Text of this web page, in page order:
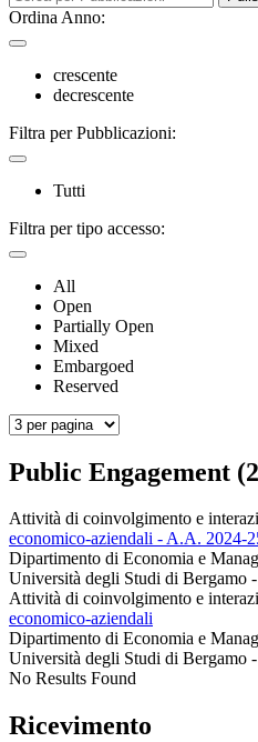
Ordina Anno:
crescente
decrescente
Filtra per Pubblicazioni:
Tutti
Filtra per tipo accesso:
All
Open
Partially Open
Mixed
Embargoed
Reserved
Public Engagement
Attività di coinvolgimento e
economico-aziendali - A.A. 2024-
Dipartimento di Economia e
Università degli Studi di Bergamo
Attività di coinvolgimento e
economico-aziendali
Dipartimento di Economia e
Università degli Studi di Bergamo
No Results Found
Ricevimento